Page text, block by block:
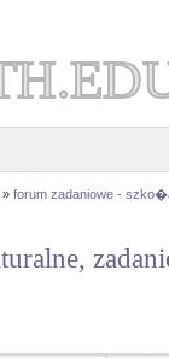
» forum zadaniowe -